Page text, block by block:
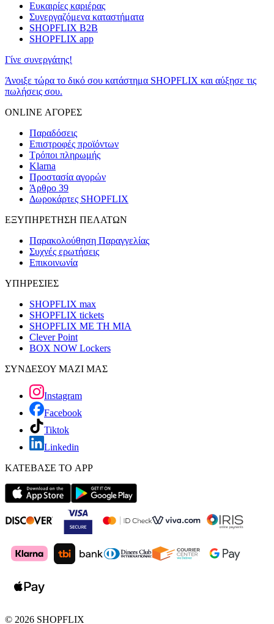
Ευκαιρίες καριέρας
Συνεργαζόμενα καταστήματα
SHOPFLIX B2B
SHOPFLIX app
Γίνε συνεργάτης!
Άνοιξε τώρα το δικό σου κατάστημα SHOPFLIX και αύξησε τις
πωλήσεις σου.
ONLINE ΑΓΟΡΕΣ
Παραδόσεις
Επιστροφές προϊόντων
Τρόποι πληρωμής
Klarna
Προστασία αγορών
Άρθρο 39
Δωροκάρτες SHOPFLIX
ΕΞΥΠΗΡΕΤΗΣΗ ΠΕΛΑΤΩΝ
Παρακολούθηση Παραγγελίας
Συχνές ερωτήσεις
Επικοινωνία
ΥΠΗΡΕΣΙΕΣ
SHOPFLIX max
SHOPFLIX tickets
SHOPFLIX ΜΕ ΤΗ ΜΙΑ
Clever Point
BOX NOW Lockers
ΣΥΝΔΕΣΟΥ ΜΑΖΙ ΜΑΣ
Instagram
Facebook
Tiktok
Linkedin
ΚΑΤΕΒΑΣΕ ΤΟ APP
© 2026 SHOPFLIX